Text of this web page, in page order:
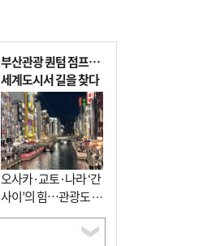
부산관광 퀀텀 점프…
세계도시서 길을 찾다
오사카·교토·나라 ‘간
사이’의 힘…관광도 뭉
쳐야 흥한다